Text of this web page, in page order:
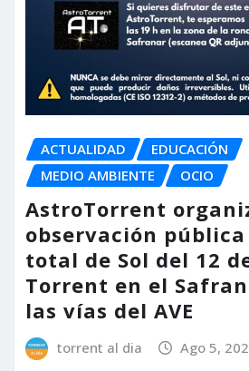
ACTUALIDAD
EDUCACIÓN
MEDIO AMBIENTE
OCIO
AstroTorrent
observación
total de Sol del 12
Torrent en el
las vías del AVE
torrent al dia Ago 5,